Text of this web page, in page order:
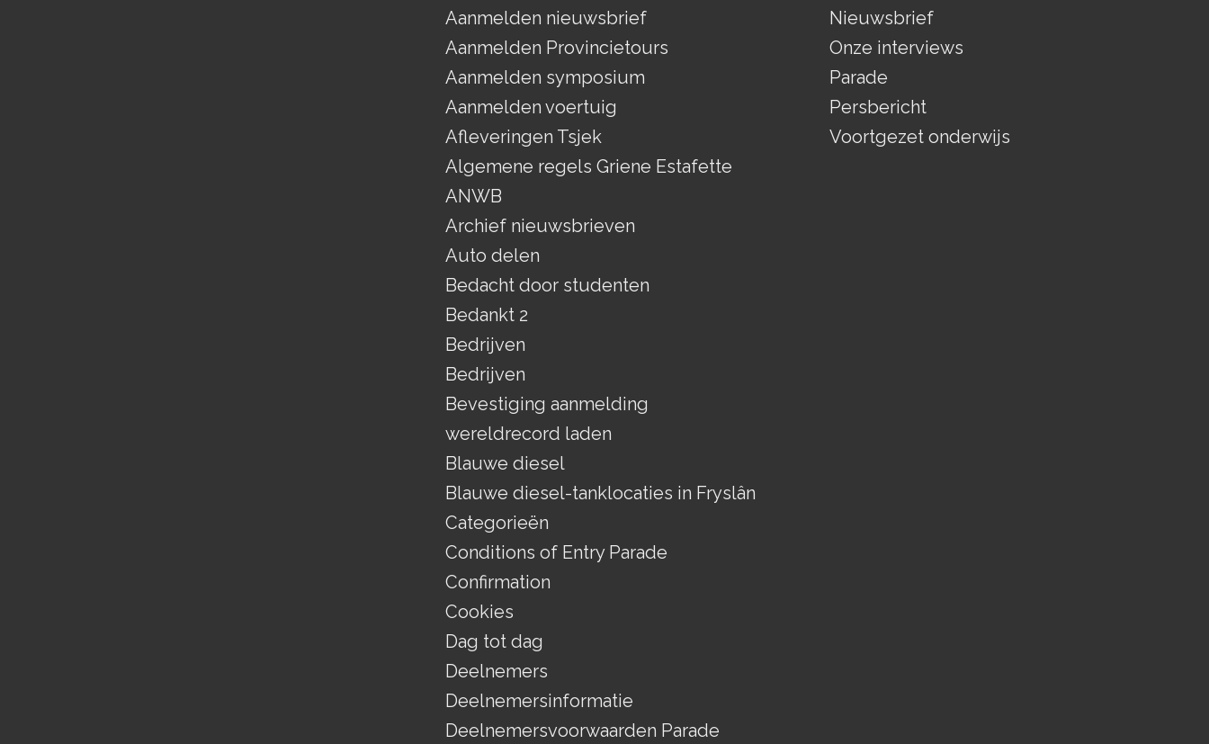
Aanmelden nieuwsbrief
Aanmelden Provincietours
Aanmelden symposium
Aanmelden voertuig
Afleveringen Tsjek
Algemene regels Griene Estafette
ANWB
Archief nieuwsbrieven
Auto delen
Bedacht door studenten
Bedankt 2
Bedrijven
Bedrijven
Bevestiging aanmelding
wereldrecord laden
Blauwe diesel
Blauwe diesel-tanklocaties in Fryslân
Categorieën
Conditions of Entry Parade
Confirmation
Cookies
Dag tot dag
Deelnemers
Deelnemersinformatie
Deelnemersvoorwaarden Parade
Nieuwsbrief
Onze interviews
Parade
Persbericht
Voortgezet onderwijs